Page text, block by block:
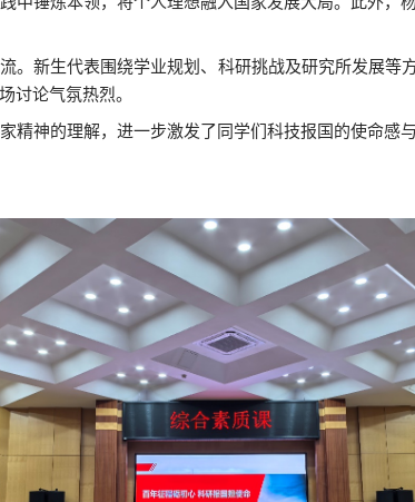
。新生代表围绕学业规划、科研挑战及研究所发展等
讨论气氛热烈。
精神的理解，进一步激发了同学们科技报国的使命感